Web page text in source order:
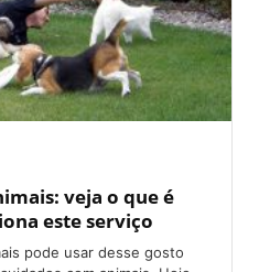
veja o que é
este serviço
pode usar desse gosto